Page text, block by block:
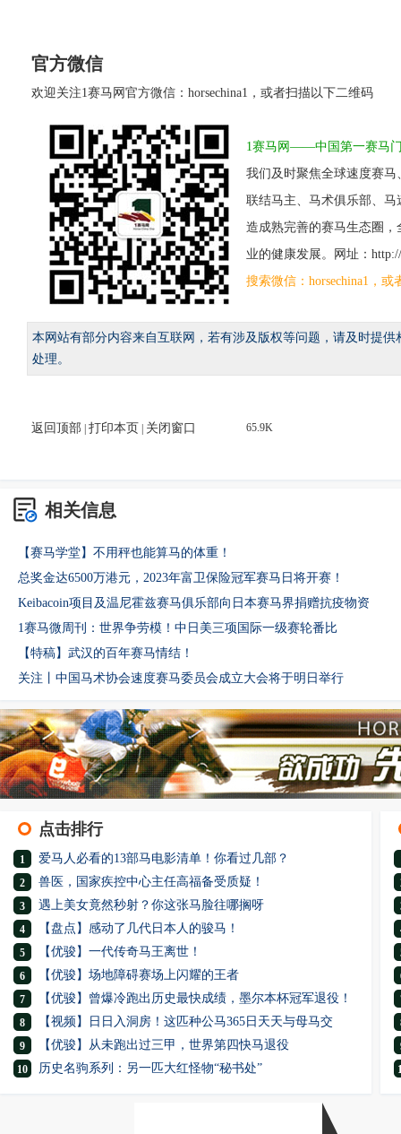
官方微信
欢迎关注1赛马网官方微信：horsechina1，或者扫描以下二维码
1赛马网——中国第一赛马
我们及时聚焦全球速度赛
联结马主、马术俱乐部、
造成熟完善的赛马生态圈
业的健康发展。网址：http://
搜索微信：horsechina1，
本网站有部分内容来自互联网，若有涉及版权等问题，请及时提
处理。
返回顶部 打印本页 关闭窗口 65.9K
相关信息
【赛马学堂】不用秤也能算马的体重！
总奖金达6500万港元，2023年富卫保险冠军赛马日将开赛！
Keibacoin项目及温尼霍兹赛马俱乐部向日本赛马界捐赠抗疫物资
1赛马微周刊：世界争劳模！中日美三项国际一级赛轮番比
【特稿】武汉的百年赛马情结！
关注丨中国马术协会速度赛马委员会成立大会将于明日举行
点击排行
1 爱马人必看的13部马电影清单！你看过几部？
2 兽医，国家疾控中心主任高福备受质疑！
3 遇上美女竟然秒射？你这张马脸往哪搁呀
4 【盘点】感动了几代日本人的骏马！
5 【优骏】一代传奇马王离世！
6 【优骏】场地障碍赛场上闪耀的王者
7 【优骏】曾爆冷跑出历史最快成绩，墨尔本杯冠军退役！
8 【视频】日日入洞房！这匹种公马365日天天与母马交
9 【优骏】从未跑出过三甲，世界第四快马退役
10 历史名驹系列：另一匹大红怪物“秘书处”